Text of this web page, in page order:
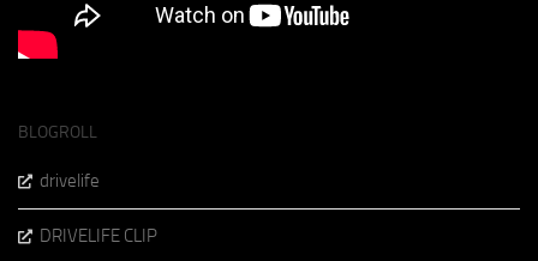
BLOGROLL
drivelife
DRIVELIFE CLIP